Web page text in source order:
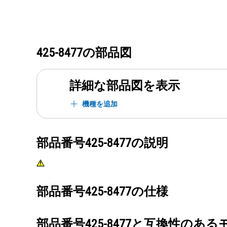
425-8477の部品図
詳細な部品図を表示
機種を追加
部品番号425-8477の説明
部品番号425-8477の仕様
部品番号425-8477と互換性のある